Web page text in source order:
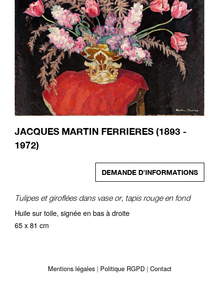
JACQUES MARTIN FERRIERES (1893 -
1972)
DEMANDE D'INFORMATIONS
Tulipes et giroflées dans vase or, tapis rouge en fond
Huile sur toile, signée en bas à droite
65 x 81 cm
Mentions légales Politique RGPD Contact